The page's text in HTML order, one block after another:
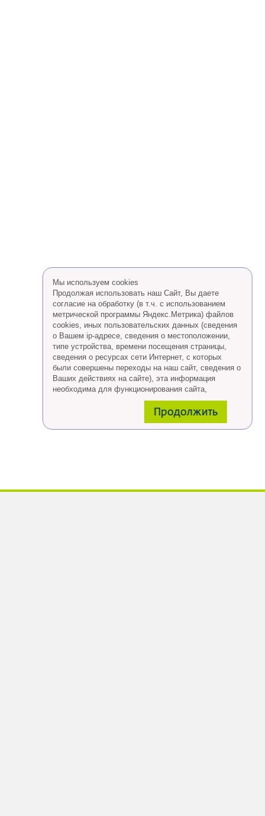
Мы используем cookies
Продолжая использовать наш Сайт, Вы даете
согласие на обработку (в т.ч. с использованием
метрической программы Яндекс.Метрика) файлов
cookies, иных пользовательских данных (сведения
о Вашем ip-адресе, сведения о местоположении,
типе устройства, времени посещения страницы,
сведения о ресурсах сети Интернет, с которых
были совершены переходы на наш сайт, сведения о
Ваших действиях на сайте), эта информация
необходима для функционирования сайта,
проведения ретаргетинга, а также статистических
Eсли Вы согласны, продолжайте пользоваться
сайтом, если Вы не хотите, чтобы Ваши данные
Продолжить